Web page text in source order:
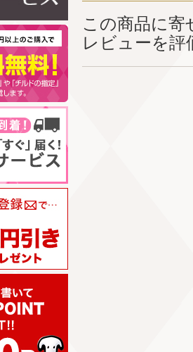
この商品に
レビューを評